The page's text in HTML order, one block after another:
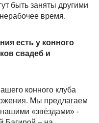
быть заняты другими
время.
есть у конного
свадеб и
конного клуба
Мы предлагаем
нашими «звёздами» -